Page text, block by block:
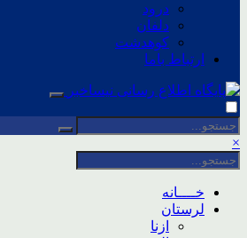
درود
دلفان
کوهدشت
ارتباط باما
×
خــــانه
لرستان
ازنا